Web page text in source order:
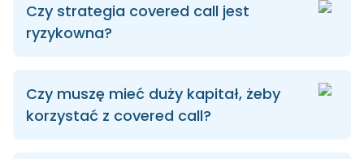
Czy strategia covered call jest
ryzykowna?
Czy muszę mieć duży kapitał, żeby
korzystać z covered call?